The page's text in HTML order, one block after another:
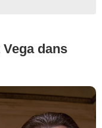
dans